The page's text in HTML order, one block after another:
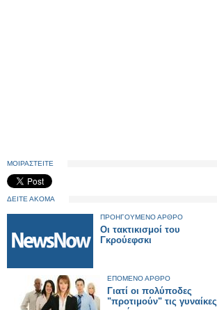
ΜΟΙΡΑΣΤΕΙΤΕ
ΔΕΙΤΕ ΑΚΟΜΑ
ΠΡΟΗΓΟΥΜΕΝΟ ΑΡΘΡΟ
Οι τακτικισμοί του
Γκρούεφσκι
ΕΠΟΜΕΝΟ ΑΡΘΡΟ
Γιατί οι πολύποδες
"προτιμούν" τις γυναίκες